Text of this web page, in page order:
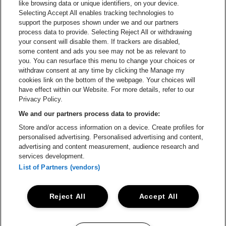
Ga naar de website van Croky
Ga naar de website van
Ga naar de website van Le Soir
Ga naar de
Ga naar de website van
Vorst Nationaal is een deel van be•at
Vorst Nationaal
Be-At Venues
Schijnpoortweg 119, 2170 Antwerpen
BTW (BE) 0461.051.688 - RPR Antwerpen
BNP Paribas Fortis - IBAN: BE93 2200 4925 0067 - BIC:
GEBABEBB
ProclaimerCookiesManage my cookiesPrivacy
like browsing data or unique identifiers, on your device.
Selecting Accept All enables tracking technologies to
support the purposes shown under we and our partners
process data to provide. Selecting Reject All or withdrawing
your consent will disable them. If trackers are disabled,
some content and ads you see may not be as relevant to
you. You can resurface this menu to change your choices or
withdraw consent at any time by clicking the Manage my
cookies link on the bottom of the webpage. Your choices will
have effect within our Website. For more details, refer to our
Privacy Policy.
We and our partners process data to provide:
Store and/or access information on a device. Create profiles for
personalised advertising. Personalised advertising and content,
advertising and content measurement, audience research and
services development.
List of Partners (vendors)
Accept All
Reject All